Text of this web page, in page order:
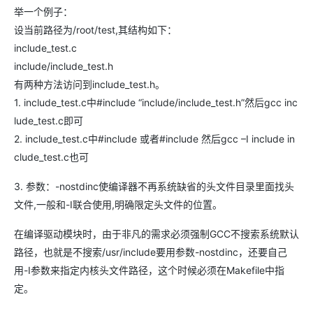
举一个例子：
设当前路径为/root/test,其结构如下：
include_test.c
include/include_test.h
有两种方法访问到include_test.h。
1. include_test.c中#include “include/include_test.h”然后gcc inc
lude_test.c即可
2. include_test.c中#include 或者#include 然后gcc –I include in
clude_test.c也可
3. 参数：-nostdinc使编译器不再系统缺省的头文件目录里面找头
文件,一般和-I联合使用,明确限定头文件的位置。
在编译驱动模块时，由于非凡的需求必须强制GCC不搜索系统默认
路径，也就是不搜索/usr/include要用参数-nostdinc，还要自己
用-I参数来指定内核头文件路径，这个时候必须在Makefile中指
定。